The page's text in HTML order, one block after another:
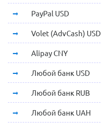
PayPal USD
Volet (AdvCash) USD
Alipay CNY
Любой банк USD
Любой банк RUB
Любой банк UAH